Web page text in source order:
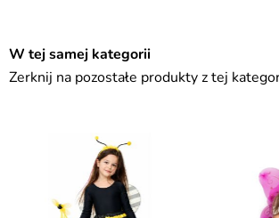
W tej samej kategorii
Zerknij na pozostałe produkty z tej